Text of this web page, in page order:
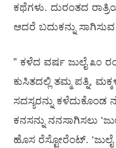
ಕಥೆಗಳು. ದುರಂತದ
ಆದರೆ ಬದುಕನ್ನು
” ಕಳೆದ ವರ್ಷ ಜುಲೈ ೩೦
ಕುಸಿತದಲ್ಲಿ ತಮ್ಮ ಪತ್ನಿ,
ಸದಸ್ಯರನ್ನು
ಕನಸನ್ನು ನನಸಾಗಿಸಲು
ಹೊಸ ರೆಸ್ಟೋರೆಂಟ್.